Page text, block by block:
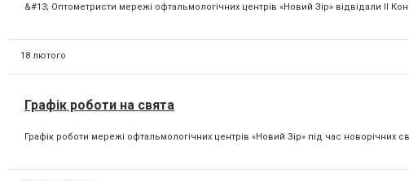
&#13; Оптометристи мережі офтальмологічних центрів «Новий Зір» відвідали ІІ
18 лютого
Графік роботи на свята
Графік роботи мережі офтальмологічних центрів «Новий Зір» під час новорічних